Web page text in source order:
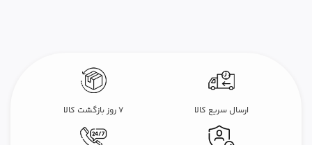
ارسال سریع کالا ۷ روز بازگشت کالا